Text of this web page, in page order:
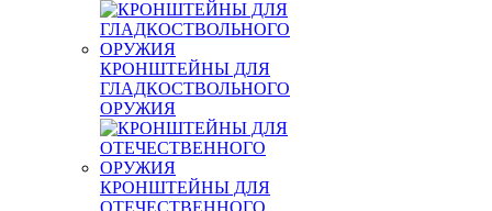
КРОНШТЕЙНЫ ДЛЯ
ГЛАДКОСТВОЛЬНОГО
ОРУЖИЯ
КРОНШТЕЙНЫ ДЛЯ
ОТЕЧЕСТВЕННОГО